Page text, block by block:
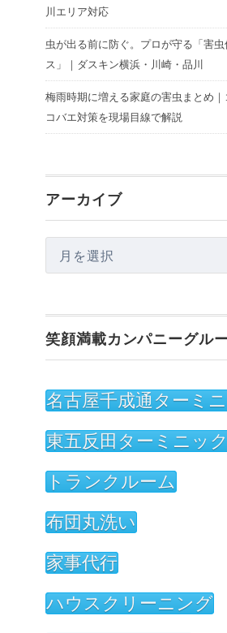
川エリア対応
虫が出る前に防ぐ。プロが守る「害
ス」｜ダスキン横浜・川崎・品川
梅雨時期に増える家庭の害虫まとめ｜
コバエ対策を現場目線で解説
アーカイブ
ー
イ
ブ
笑顔満載カンパニーグル
名古屋千成通ターミ
東五反田ターミニッ
トランクルーム
布団丸洗い
家事代行
ハウスクリーニング